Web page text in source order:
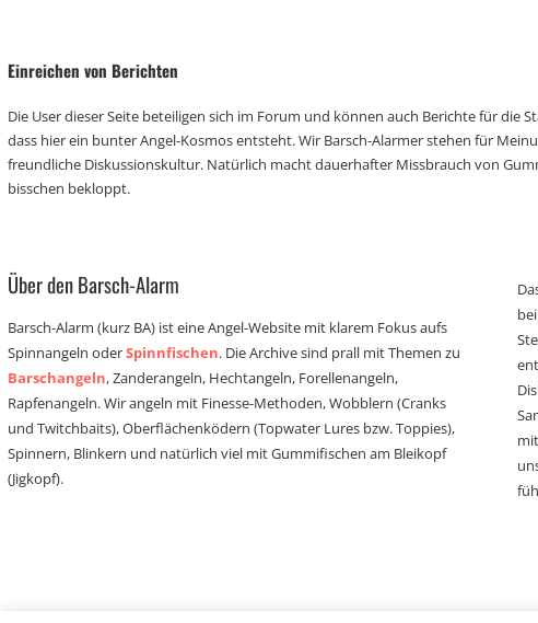
Einreichen von Berichten
Die User dieser Seite beteiligen sich im Forum und können auch Berichte für die
dass hier ein bunter Angel-Kosmos entsteht. Wir Barsch-Alarmer stehen für
freundliche Diskussionskultur. Natürlich macht dauerhafter Missbrauch von
bisschen bekloppt.
Über den Barsch-Alarm
Barsch-Alarm (kurz BA) ist eine Angel-Website mit klarem Fokus aufs
Spinnangeln oderSpinnfischen. Die Archive sind prall mit Themen zu
Barschangeln, Zanderangeln, Hechtangeln, Forellenangeln,
Rapfenangeln. Wir angeln mit Finesse-Methoden, Wobblern (Cranks
und Twitchbaits), Oberflächenködern (Topwater Lures bzw. Toppies),
Spinnern, Blinkern und natürlich viel mit Gummifischen am Bleikopf
(Jigkopf).